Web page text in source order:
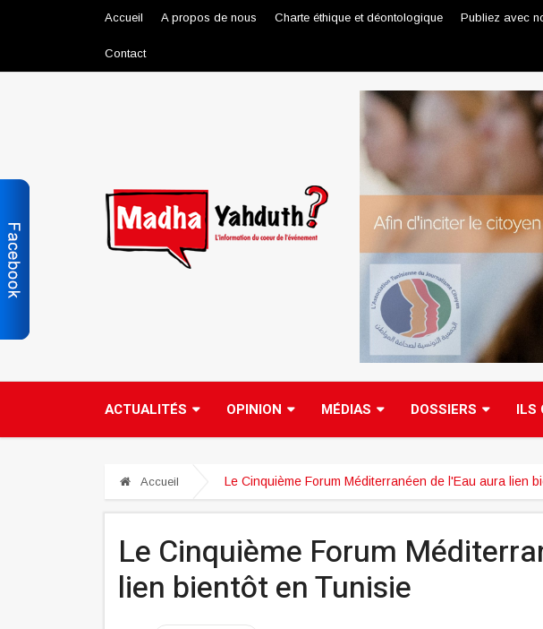
Accueil A propos de nous Charte éthique et déontologique Publiez avec
Contact
ACTUALITÉS OPINION MÉDIAS DOSSIERS ILS
Accueil Le Cinquième Forum Méditerranéen de l'Eau aura lien
Le Cinquième Forum
lien bientôt en Tunisie